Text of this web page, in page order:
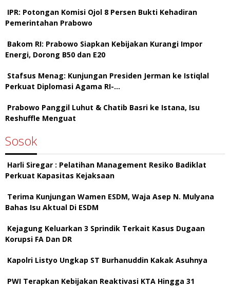
IPR: Potongan Komisi Ojol 8 Persen Bukti Kehadiran
Pemerintahan Prabowo
Bakom RI: Prabowo Siapkan Kebijakan Kurangi Impor
Energi, Dorong B50 dan E20
Stafsus Menag: Kunjungan Presiden Jerman ke Istiqlal
Perkuat Diplomasi Agama RI-…
Prabowo Panggil Luhut & Chatib Basri ke Istana, Isu
Reshuffle Menguat
Sosok
Harli Siregar : Pelatihan Management Resiko Badiklat
Perkuat Kapasitas Kejaksaan
Terima Kunjungan Wamen ESDM, Waja Asep N. Mulyana
Bahas Isu Aktual Di ESDM
Kejagung Keluarkan 3 Sprindik Terkait Kasus Dugaan
Korupsi FA Dan DR
Kapolri Listyo Ungkap ST Burhanuddin Kakak Asuhnya
PWI Terapkan Kebijakan Reaktivasi KTA Hingga 31